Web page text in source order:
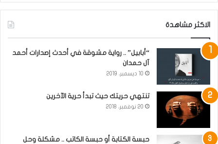
الاكثر مشاهدة
“أبابيل” .. رواية مشوقة في أحدث إصدارات أحمد
آل حمدان
10 ديسمبر، 2019
تنتهي حريتك حيث تبدأ حرية الآخرين
20 نوفمبر، 2018
حبسة الكتابة أو حبسة الكاتب .. مشكلة وحل